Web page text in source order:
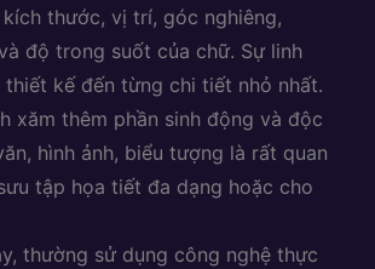
thước, vị trí, góc nghiêng,
độ trong suốt của chữ. Sự linh
kế đến từng chi tiết nhỏ nhất.
xăm thêm phần sinh động và độc
hình ảnh, biểu tượng là rất quan
tập họa tiết đa dạng hoặc cho
thường sử dụng công nghệ thực